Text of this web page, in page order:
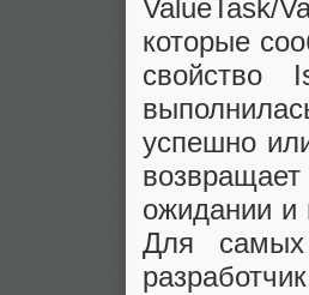
ValueTask/
которые
свойство
успешно
ожидании и
Для самых